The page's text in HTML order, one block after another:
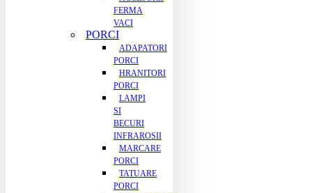
FERMA
VACI
PORCI
ADAPATORI
PORCI
HRANITORI
PORCI
LAMPI
SI
BECURI
INFRAROSII
MARCARE
PORCI
TATUARE
PORCI